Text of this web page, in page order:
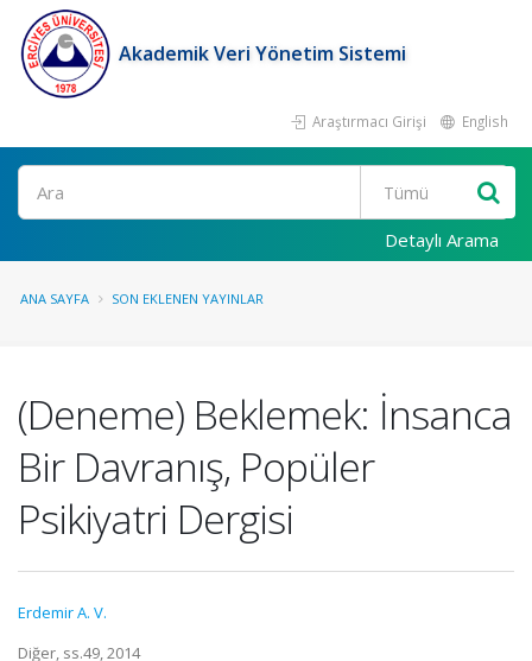
Akademik Veri Yönetim Sistemi
Araştırmacı Girişi English
Ara
Detaylı Arama
ANA SAYFA SON EKLENEN YAYINLAR
(Deneme) Beklemek: İnsanca
Bir Davranış, Popüler
Psikiyatri Dergisi
Erdemir A. V.
Diğer, ss.49, 2014